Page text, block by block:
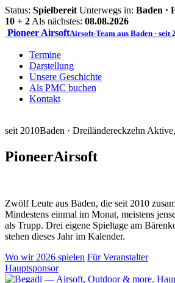
Status: Spielbereit Unterwegs in: Baden ·
10 + 2 Als nächstes: 08.08.2026
Pioneer AirsoftAirsoft-Team aus Baden · seit
Termine
Darstellung
Unsere Geschichte
Als PMC buchen
Kontakt
seit 2010Baden · Dreiländereckzehn
PioneerAirsoft
Zwölf Leute aus Baden, die seit 2010
Mindestens einmal im Monat, meistens
als Trupp. Drei eigene Spieltage am
stehen dieses Jahr im Kalender.
Wo wir 2026 spielen Für Veranstalter
Hauptsponsor